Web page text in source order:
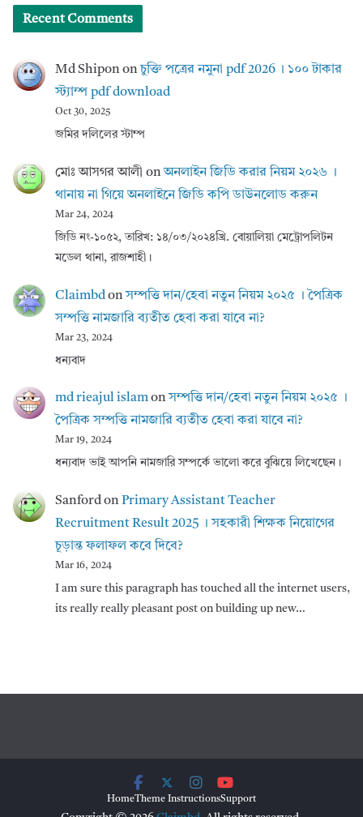
Recent Comments
Md Shipononচুক্তি পত্রের নমুনা pdf 2026 । ১০০ টাকার
স্ট্যাম্প pdf download
Oct 30, 2025
জমির দলিলের স্টাম্প
মোঃ আসগর আলী onঅনলাইন জিডি করার নিয়ম ২০২৬ ।
থানায় না গিয়ে অনলাইনে জিডি কপি ডাউনলোড করুন
Mar 24, 2024
জিডি নং-১০৫২, তারিখ: ১৪/০৩/২০২৪খ্রি. বোয়ালিয়া মেট্রোপলিটন
মডেল থানা, রাজশাহী।
Claimbdonসম্পত্তি দান/হেবা নতুন নিয়ম ২০২৫ । পৈত্রিক
সম্পত্তি নামজারি ব্যতীত হেবা করা যাবে না?
Mar 23, 2024
ধন্যবাদ
md rieajul islamonসম্পত্তি দান/হেবা নতুন নিয়ম ২০২৫ ।
পৈত্রিক সম্পত্তি নামজারি ব্যতীত হেবা করা যাবে না?
Mar 19, 2024
ধন্যবাদ ভাই আপনি নামজারি সম্পর্কে ভালো করে বুঝিয়ে লিখেছেন।
SanfordonPrimary Assistant Teacher
Recruitment Result 2025 । সহকারী শিক্ষক নিয়োগের
চূড়ান্ত ফলাফল কবে দিবে?
Mar 16, 2024
I am sure this paragraph has touched all the internet users,
its really really pleasant post on building up new…
HomeTheme InstructionsSupport